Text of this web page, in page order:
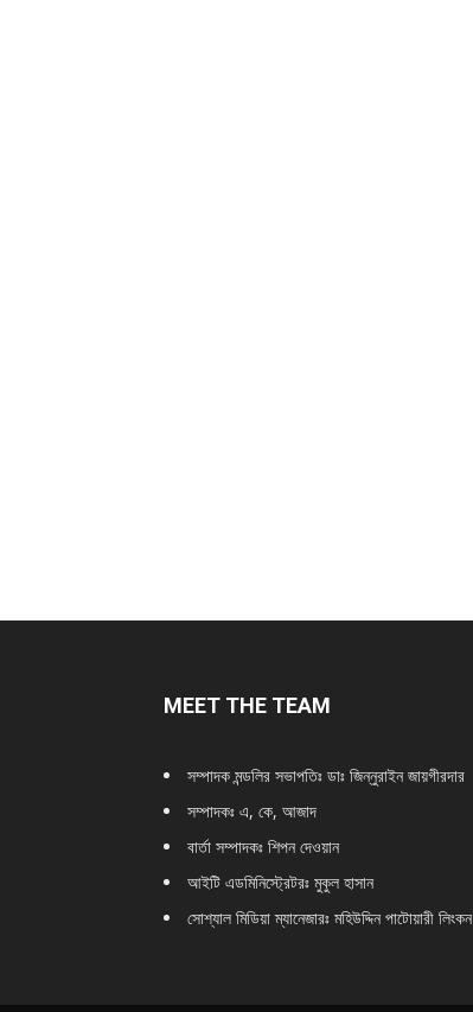
MEET THE TEAM
সম্পাদক মন্ডলির সভাপতিঃ ডাঃ জিন্নুরাইন জায়গীরদার
সম্পাদকঃ এ, কে, আজাদ
বার্তা সম্পাদকঃ শিপন দেওয়ান
আইটি এডমিনিস্ট্রেটরঃ মুকুল হাসান
সোশ্যাল মিডিয়া ম্যানেজারঃ মহিউদ্দিন পাটোয়ারী লিংকন